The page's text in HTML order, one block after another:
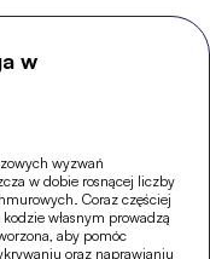
w
wyzwań
w dobie rosnącej liczby
Coraz częściej
własnym prowadzą
aby pomóc
oraz naprawianiu